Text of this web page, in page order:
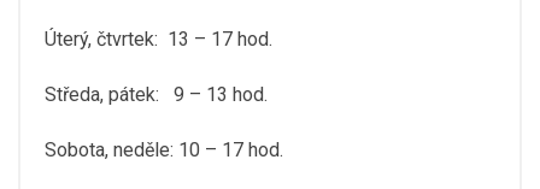
Úterý, čtvrtek: 13 – 17 hod.
Středa, pátek: 9 – 13 hod.
Sobota, neděle: 10 – 17 hod.